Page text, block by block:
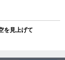
を見上げて